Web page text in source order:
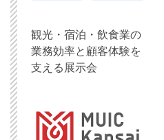
観光・宿泊・飲食業の
業務効率と顧客体験を
支える展示会